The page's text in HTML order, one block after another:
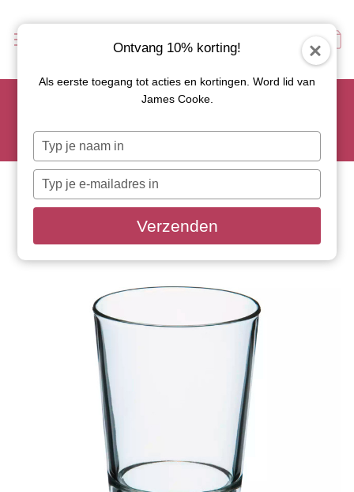
Scoor je favoriete tapasservies nu met 15% korting en
Let op: de actie geldt alleen op geselecteerde artikelen met
Ontvang 10% korting!
Als eerste toegang tot acties en kortingen. Word lid van
James Cooke.
Typ
je
naam
Typ
je
e-
in
Verzenden